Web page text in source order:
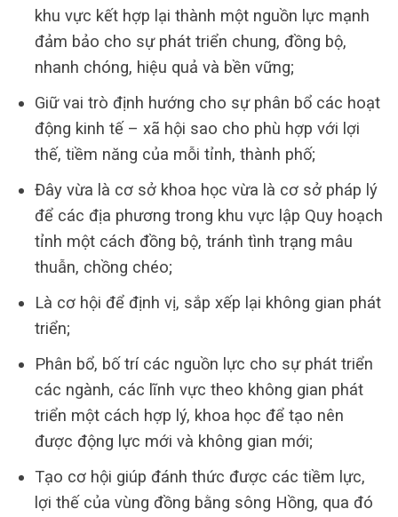
khu vực kết hợp lại thành một nguồn lực mạnh
đảm bảo cho sự phát triển chung, đồng bộ,
nhanh chóng, hiệu quả và bền vững;
Giữ vai trò định hướng cho sự phân bổ các hoạt
động kinh tế – xã hội sao cho phù hợp với lợi
thế, tiềm năng của mỗi tỉnh, thành phố;
Đây vừa là cơ sở khoa học vừa là cơ sở pháp lý
để các địa phương trong khu vực lập Quy hoạch
tỉnh một cách đồng bộ, tránh tình trạng mâu
thuẫn, chồng chéo;
Là cơ hội để định vị, sắp xếp lại không gian phát
triển;
Phân bổ, bố trí các nguồn lực cho sự phát triển
các ngành, các lĩnh vực theo không gian phát
triển một cách hợp lý, khoa học để tạo nên
được động lực mới và không gian mới;
Tạo cơ hội giúp đánh thức được các tiềm lực,
lợi thế của vùng đồng bằng sông Hồng, qua đó